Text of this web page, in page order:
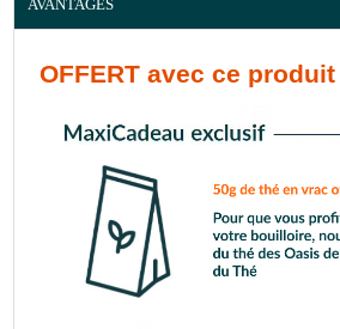
AVANTAGES
OFFERT avec ce produit